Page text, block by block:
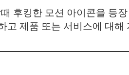
후킹한 모션 아이콘을 등
고 제품 또는 서비스에 대